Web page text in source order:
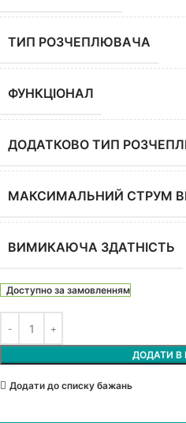
ТИП РОЗЧЕПЛЮВАЧА
ФУНКЦІОНАЛ
ДОДАТКОВО ТИП
МАКСИМАЛЬНИЙ СТРУМ
ВИМИКАЮЧА ЗДАТНІСТЬ
Доступно за замовленням
ДОДАТИ В
Додати до списку бажань